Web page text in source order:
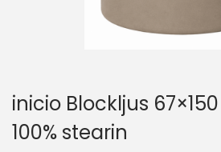
inicio Blockljus
100% stearin